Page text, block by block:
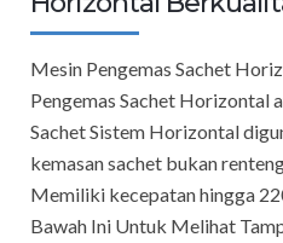
Mesin Pengemas Sachet
Pengemas Sachet Horizontal
Sachet Sistem Horizontal
kemasan sachet bukan
Memiliki kecepatan hingga
Bawah Ini Untuk Melihat